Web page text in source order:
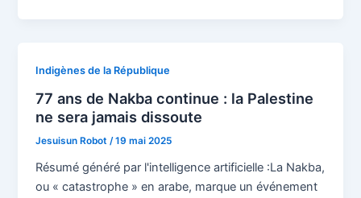
Indigènes de la République
77 ans de Nakba continue : la Palestine
ne sera jamais dissoute
Jesuisun Robot/19 mai 2025
Résumé généré par l'intelligence artificielle :La Nakba,
ou « catastrophe » en arabe, marque un événement